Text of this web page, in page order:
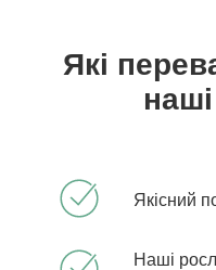
Які
Якісний
Наші